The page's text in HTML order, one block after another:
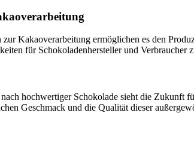
Kakaoverarbeitung ermöglichen es den
für Schokoladenhersteller und Verbraucher
hochwertiger Schokolade sieht die Zukunft
Geschmack und die Qualität dieser